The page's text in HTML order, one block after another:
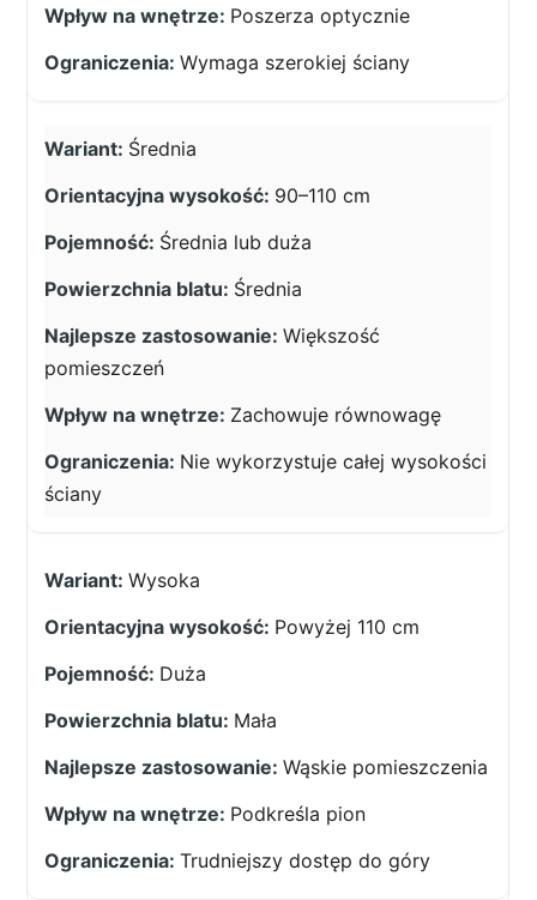
Poszerza optycznie
Wymaga szerokiej ściany
Średnia
90–110 cm
Średnia lub duża
Średnia
Większość
pomieszczeń
Zachowuje równowagę
Nie wykorzystuje całej wysokości
ściany
Wysoka
Powyżej 110 cm
Duża
Mała
Wąskie pomieszczenia
Podkreśla pion
Trudniejszy dostęp do góry